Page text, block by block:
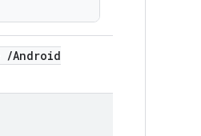
/Android